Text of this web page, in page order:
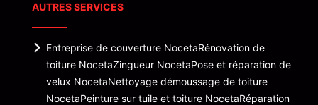
AUTRES SERVICES
Entreprise de couverture NocetaRénovation de
toiture NocetaZingueur NocetaPose et réparation de
velux NocetaNettoyage démoussage de toiture
NocetaPeinture sur tuile et toiture NocetaRéparation